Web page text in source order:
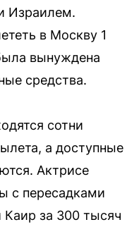
Израилем.
в Москву 1
вынуждена
средства.
сотни
а доступные
Актрисе
с пересадками
за 300 тысяч